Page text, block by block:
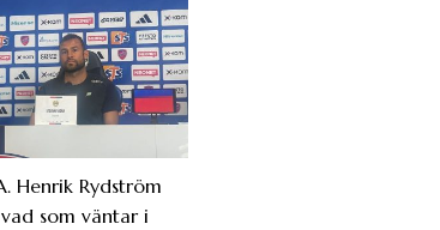
Henrik Rydström
som väntar i